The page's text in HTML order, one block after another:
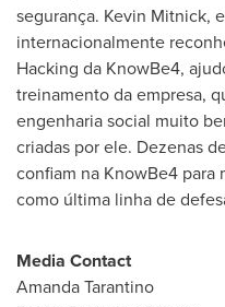
segurança. Kevin Mitnick,
internacionalmente
Hacking da KnowBe4,
treinamento da empresa,
engenharia social muito
criadas por ele. Dezenas
confiam na KnowBe4 para
como última linha de
Media Contact
Amanda Tarantino